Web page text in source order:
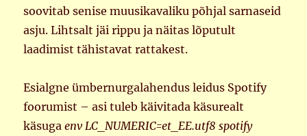
soovitab senise muusikavaliku põhjal sarnaseid
asju. Lihtsalt jäi rippu ja näitas lõputult
laadimist tähistavat rattakest.
Esialgne ümbernurgalahendus leidus Spotify
foorumist – asi tuleb käivitada käsurealt
käsugaenv LC_NUMERIC=et_EE.utf8 spotify